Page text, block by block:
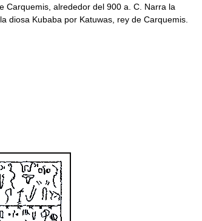
Carquemis, alrededor del 900 a. C. Narra la
diosa Kubaba por Katuwas, rey de Carquemis.